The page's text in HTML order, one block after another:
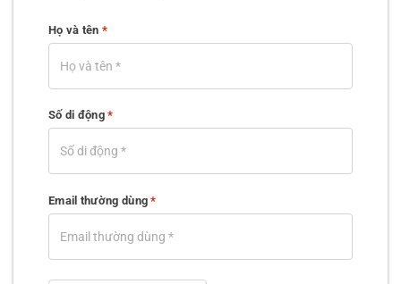
Họ và tên *
Số di động*
Email thường dùng*